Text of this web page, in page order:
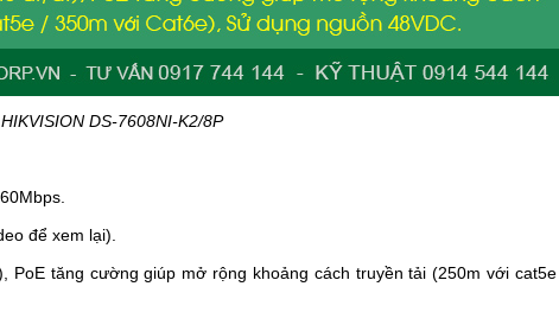
HIKVISION DS-7608NI-K2/8P
để xem lại).
PoE tăng cường giúp mở rộng khoảng cách truyền tải (250m với